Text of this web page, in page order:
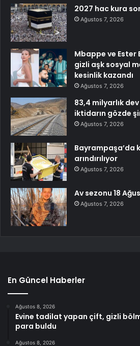
2027 hac kura
Ağustos 7, 2026
Mbappe ve Ester
gizli aşk sosyal
kesinlik kazandı
Ağustos 7, 2026
83,4 milyarlık
iktidarın gözde
Ağustos 7, 2026
Bayrampaşa’da
arındırılıyor
Ağustos 7, 2026
Av sezonu 18
Ağustos 7, 2026
En Güncel Haberler
Ağustos 8, 2026
Evine tadilat yapan çift, gizli
para buldu
Ağustos 8, 2026